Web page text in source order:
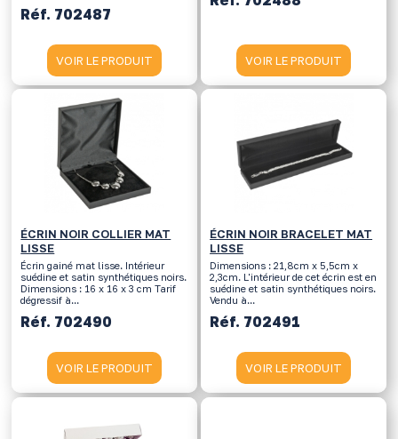
Réf. 702487
VOIR LE PRODUIT VOIR LE PRODUIT
ÉCRIN NOIR COLLIER MAT
LISSE
Écrin gainé mat lisse. Intérieur
suédine et satin synthétiques noirs.
Dimensions : 16 x 16 x 3 cm Tarif
dégressif à...
Réf. 702490
VOIR LE PRODUIT
ÉCRIN NOIR BRACELET MAT
LISSE
Dimensions : 21,8cm x 5,5cm x
2,3cm. L'intérieur de cet écrin est en
suédine et satin synthétiques noirs.
Vendu à...
Réf. 702491
VOIR LE PRODUIT